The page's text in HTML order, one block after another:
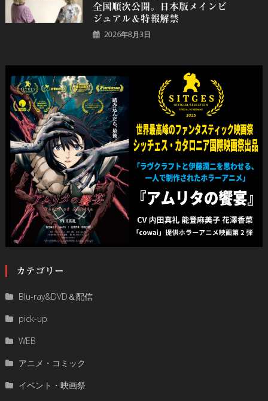
全国順次公開。日本版メインビ
ジュアル＆特報解禁
2026年8月3日
カテゴリー
Blu-ray&DVD＆配信
pick-up
WEB
アニメ・コミック
イベント・映画祭